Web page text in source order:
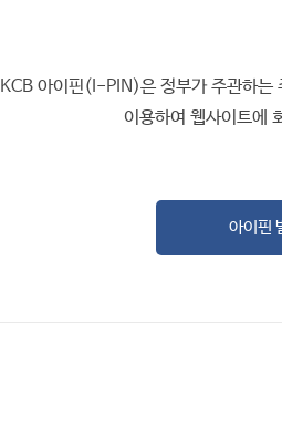
KCB 아이핀(I-PIN)은 정부가 주관하는
이용하여 웹사이트에
아이핀